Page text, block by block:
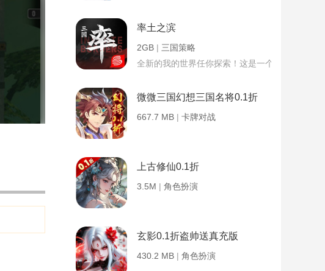
率土之滨
2GB | 三国策略
全新的我的世界任你探索！这是一个小提示字段。
微微三国幻想三国名将0.1折
667.7 MB | 卡牌对战
上古修仙0.1折
3.5M | 角色扮演
玄影0.1折盗帅送真充版
430.2 MB | 角色扮演